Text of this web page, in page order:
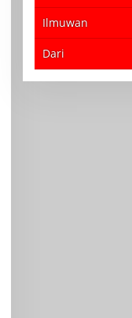
Ilmuwan
Dari